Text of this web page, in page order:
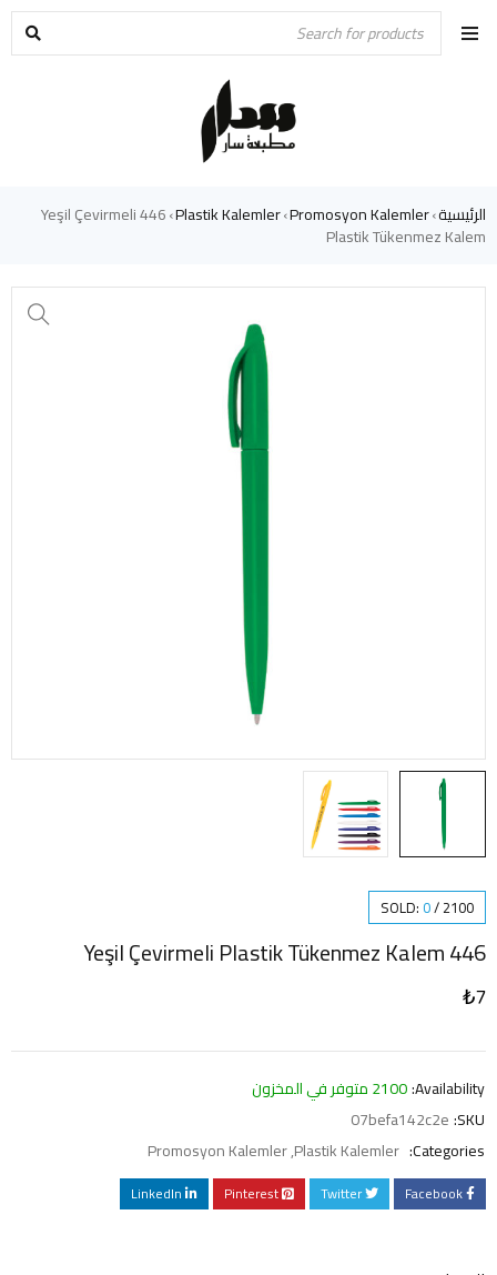
الرئيسية›
Promosyon Kalemler
›
Plastik Kalemler
›
446 Yeşil Çevirmeli
Plastik Tükenmez Kalem
SOLD: 0/2100
446 Yeşil Çevirmeli Plastik Tükenmez Kalem
₺7
Availability: 2100 متوفر في المخزون
SKU:
07befa142c2e
Categories:
Plastik Kalemler
,
Promosyon Kalemler
Facebook
Twitter
Pinterest
LinkedIn